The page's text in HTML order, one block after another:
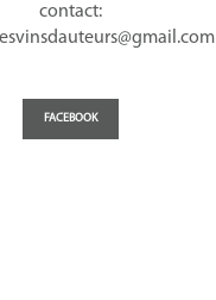
contact:
FACEBOOK